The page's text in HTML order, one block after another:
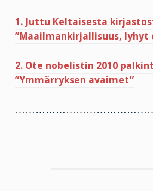
1. Juttu Keltaisesta
”Maailmankirjallisuus, lyhyt
2. Ote nobelistin 2010
”Ymmärryksen avaimet”